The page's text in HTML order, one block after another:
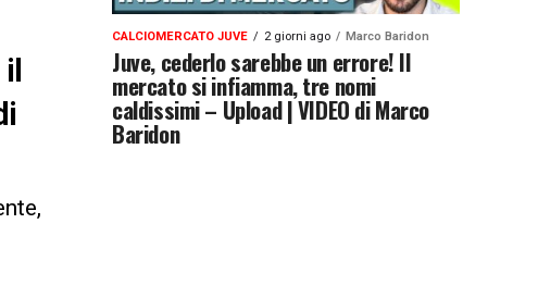
CALCIOMERCATO JUVE 2 giorni ago Marco Baridon
Juve, cederlo sarebbe un errore! Il
mercato si infiamma, tre nomi
caldissimi – Upload | VIDEO di Marco
Baridon